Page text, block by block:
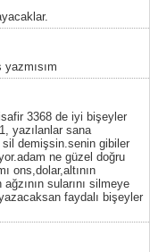
3368 de iyi bişeyler
yazılanlar sana
sil demişsin.senin gibiler
ne güzel doğru
ons,dolar,altının
sularını silmeye
faydalı bişeyler